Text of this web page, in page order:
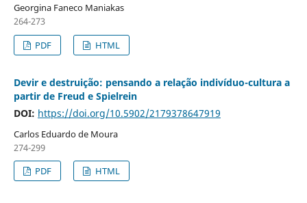
Georgina Faneco Maniakas
264-273
PDF
HTML
Devir e destruição: pensando a relação indivíduo-cultura a
partir de Freud e Spielrein
DOI: https://doi.org/10.5902/2179378647919
Carlos Eduardo de Moura
274-299
PDF
HTML